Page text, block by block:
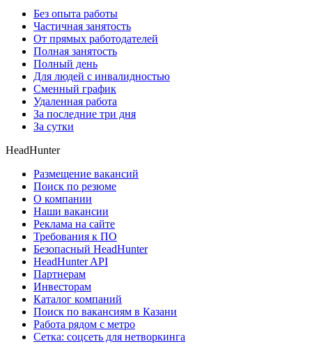
Без опыта работы
Частичная занятость
От прямых работодателей
Полная занятость
Полный день
Для людей с инвалидностью
Сменный график
Удаленная работа
За последние три дня
За сутки
HeadHunter
Размещение вакансий
Поиск по резюме
О компании
Наши вакансии
Реклама на сайте
Требования к ПО
Безопасный HeadHunter
HeadHunter API
Партнерам
Инвесторам
Каталог компаний
Поиск по вакансиям в Казани
Работа рядом с метро
Сетка: соцсеть для нетворкинга